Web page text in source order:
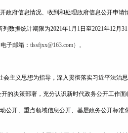
政府信息情况、收到和处理政府信息公开申
列数据统计期限为2021年1月1日至2021年12月
电子邮箱： tlssfjxx@163.com）。
主义思想为指导，深入贯彻落实习近平法治
的决策部署，充分认识新时代政务公开工作
开、重点领域信息公开、基层政务公开标